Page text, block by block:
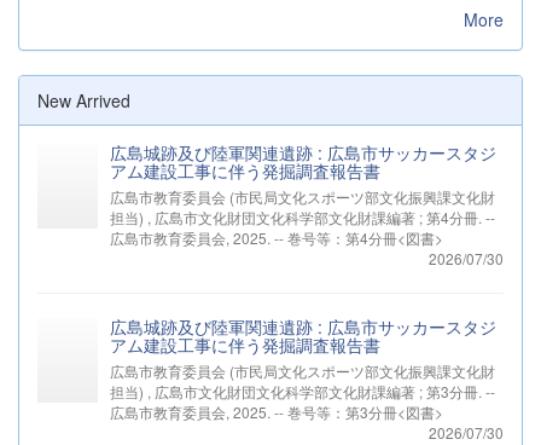
More
New Arrived
広島城跡及び陸軍関連遺跡 : 広島市サッカースタジ
アム建設工事に伴う発掘調査報告書
広島市教育委員会 (市民局文化スポーツ部文化振興課文化財
担当) , 広島市文化財団文化科学部文化財課編著 ; 第4分冊. --
広島市教育委員会, 2025. -- 巻号等：第4分冊<図書>
2026/07/30
広島城跡及び陸軍関連遺跡 : 広島市サッカースタジ
アム建設工事に伴う発掘調査報告書
広島市教育委員会 (市民局文化スポーツ部文化振興課文化財
担当) , 広島市文化財団文化科学部文化財課編著 ; 第3分冊. --
広島市教育委員会, 2025. -- 巻号等：第3分冊<図書>
2026/07/30